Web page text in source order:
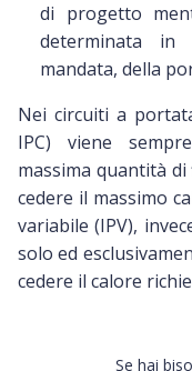
di progetto
determinata in
mandata, della
Nei circuiti a
IPC) viene
massima quantità
cedere il massimo
variabile (IPV),
solo ed
cedere il calore
Se hai